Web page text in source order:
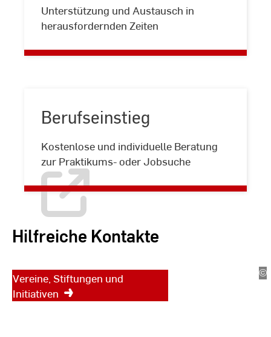
Unterstützung und Austausch in
herausfordernden Zeiten
Psychologische
Beratung
Berufseinstieg
Kostenlose und individuelle Beratung
zur Praktikums- oder Jobsuche
Berufseinstieg
Hilfreiche Kontakte
©
Fördervereine und
Stiftungen der
Wiesbaden Business
School
Vereine, Stiftungen und
Initiativen